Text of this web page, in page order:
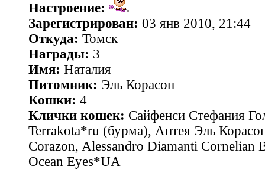
Настроение:
Зарегистрирован: 03 янв 2010, 21:44
Откуда: Томск
Награды: 3
Имя: Наталия
Питомник: Эль Корасон
Кошки: 4
Клички кошек: Сайфенси Стефания
Terrakota*ru (бурма), Антея Эль
Corazon, Alessandro Diamanti Cornelian
Ocean Eyes*UA